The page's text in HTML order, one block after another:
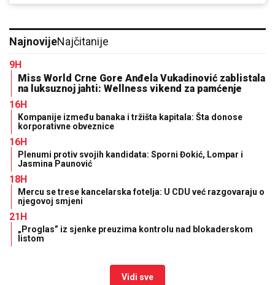
NajnovijeNajčitanije
9H
Miss World Crne Gore Anđela Vukadinović zablistala
na luksuznoj jahti: Wellness vikend za pamćenje
16H
Kompanije između banaka i tržišta kapitala: Šta donose
korporativne obveznice
16H
Plenumi protiv svojih kandidata: Sporni Đokić, Lompar i
Jasmina Paunović
18H
Mercu se trese kancelarska fotelja: U CDU već razgovaraju o
njegovoj smjeni
21H
„Proglas” iz sjenke preuzima kontrolu nad blokaderskom
listom
Vidi sve